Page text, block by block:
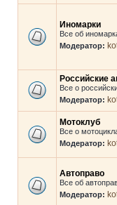
Иномарки
Все об
Модератор:
Российские
Все о
Модератор:
Мотоклуб
Все о
Модератор:
Автоправо
Все об
Модератор: